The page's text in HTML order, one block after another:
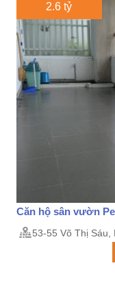
2.6 tỷ
Căn hộ sân vườn
53-55 Võ Thị Sáu,